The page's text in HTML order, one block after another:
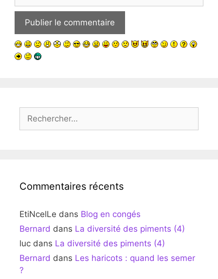
Commentaires récents
EtiNcelLe dans Blog en congés
Bernard dans La diversité des piments (4)
luc dans La diversité des piments (4)
Bernard dans Les haricots : quand les semer
?